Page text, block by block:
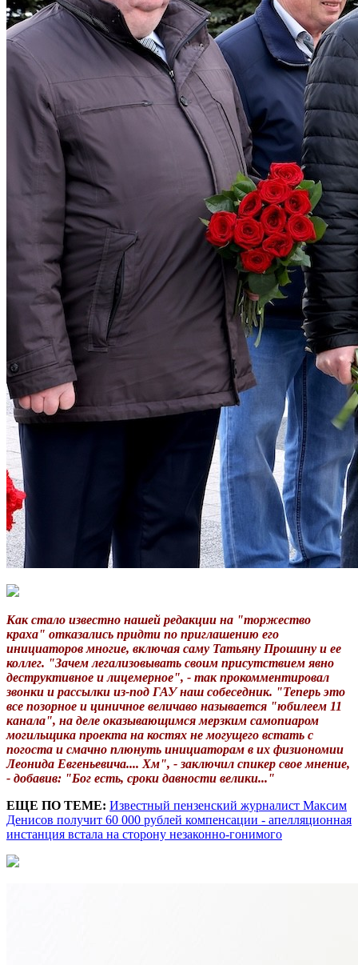
Как стало известно нашей редакции на "торжество
краха" отказались придти по приглашению его
инициаторов многие, включая саму Татьяну Прошину и ее
коллег. "Зачем легализовывать своим присутствием явно
деструктивное и лицемерное", - так прокомментировал
звонки и рассылки из-под ГАУ наш собеседник. "Теперь это
все позорное и циничное величаво называется "юбилеем 11
канала", на деле оказывающимся мерзким самопиаром
могильщика проекта на костях не могущего встать с
погоста и смачно плюнуть инициаторам в их физиономии
Леонида Евгеньевича.... Хм", - заключил спикер свое мнение,
- добавив: "Бог есть, сроки давности велики..."
ЕЩЕ ПО ТЕМЕ: Известный пензенский журналист Максим
Денисов получит 60 000 рублей компенсации - апелляционная
инстанция встала на сторону незаконно-гонимого